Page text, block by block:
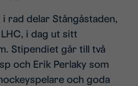
rad delar Stångåstaden,
i dag ut sitt
Stipendiet går till två
och Erik Perlaky som
och goda